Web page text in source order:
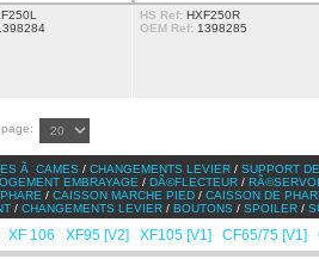
HS Ref: HXF250R
OEM Ref: 1398285
Ã CAMES / CHANGEMENTS LEVIER / SUPPORT
EMBRAYAGE / DÃ©FLECTEUR /
/ CAISSON MARCHE PIED / CAISSON DE
/ CHANGEMENTS LEVIER / BOUTONS / SPOILER /
XF 106 XF95 [V2] XF105 [V1] CF65/75 [V1]